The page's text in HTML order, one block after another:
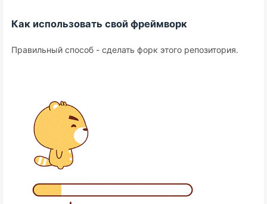
Как использовать свой фреймворк
Правильный способ - сделать форк этого репозитория.